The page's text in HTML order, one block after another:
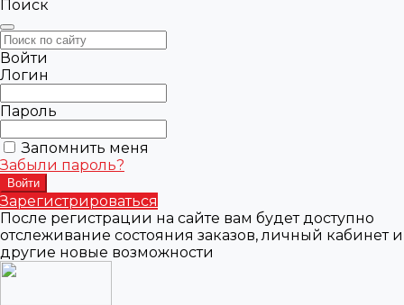
Поиск
Войти
Логин
Пароль
Запомнить меня
Забыли пароль?
Зарегистрироваться
После регистрации на сайте вам будет доступно
отслеживание состояния заказов, личный кабинет и
другие новые возможности